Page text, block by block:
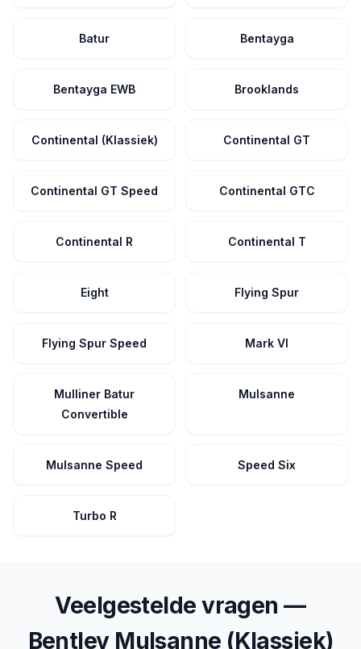
Batur Bentayga
Bentayga EWB Brooklands
Continental (Klassiek) Continental GT
Continental GT Speed Continental GTC
Continental R Continental T
Eight Flying Spur
Flying Spur Speed Mark VI
Mulliner Batur
Convertible
Mulsanne
Mulsanne Speed Speed Six
Turbo R
Veelgestelde vragen —
Bentley Mulsanne (Klassiek)